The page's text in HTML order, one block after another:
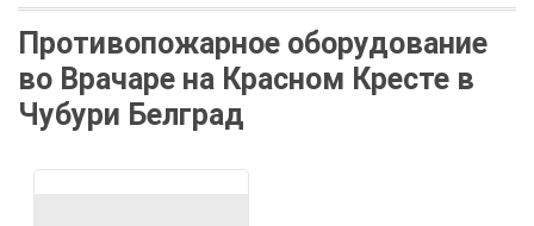
Противопожарное оборудование
во Врачаре на Красном Кресте в
Чубури Белград